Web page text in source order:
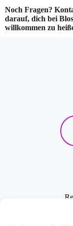
Noch Fragen?
darauf, dich bei
willkommen zu